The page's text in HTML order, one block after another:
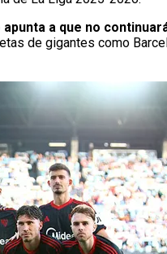
a que no
de gigantes como